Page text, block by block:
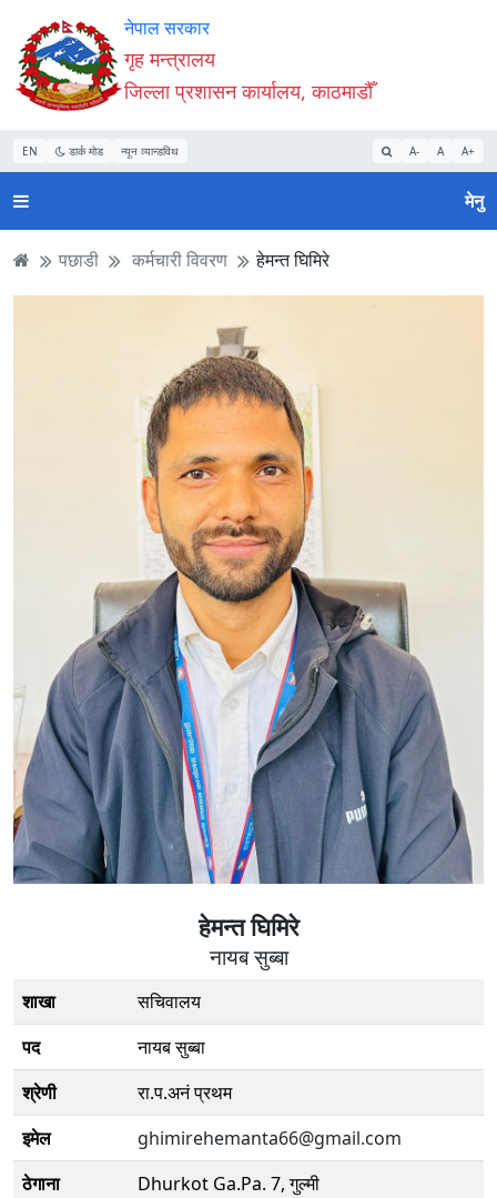
Accessibility
Mode
सुरु
गर्नुहोस्
सामाग्री
पढ्नुहाेस्
नेभिगेसन
पढ्नुहाेस्
वेबसाइट
खोजमा
जानुहोस्
नेपाल सरकार
गृह मन्त्रालय
जिल्ला प्रशासन कार्यालय, काठमाडौँ
EN डार्क मोड न्यून व्यान्डविथ A- A A+
मेनु
पछाडी कर्मचारी विवरण हेमन्त घिमिरे
हेमन्त घिमिरे
नायब सुब्बा
शाखा
सचिवालय
पद
नायब सुब्बा
श्रेणी
रा.प.अनं प्रथम
इमेल
ghimirehemanta66@gmail.com
ठेगाना
Dhurkot Ga.Pa. 7, गुल्मी